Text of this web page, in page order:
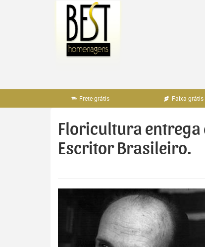
Frete grátis Faixa grátis
Floricultura entrega
Escritor Brasileiro.